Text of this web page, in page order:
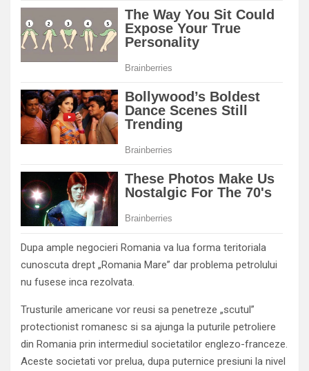
Dupa ample negocieri Romania va lua forma teritoriala
cunoscuta drept „Romania Mare” dar problema petrolului
nu fusese inca rezolvata.
Trusturile americane vor reusi sa penetreze „scutul”
protectionist romanesc si sa ajunga la puturile petroliere
din Romania prin intermediul societatilor englezo-franceze.
Aceste societati vor prelua, dupa puternice presiuni la nivel